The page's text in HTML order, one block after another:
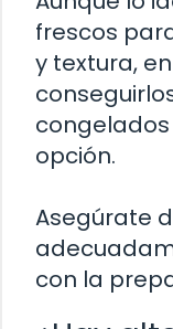
frescos
y textura,
opción.
Asegúrate
con la